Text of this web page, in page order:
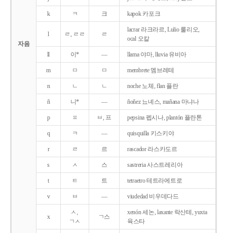
자음
k ㅋ 크 kapok 카포크
l ㄹ, ㄹㄹ ㄹ
lacrar 라크라르, Lulio 룰리오,
ocal 오칼
ll 이* ― llama 야마, lluvia 유비아
m ㅁ ㅁ membrete 멤브레테
n ㄴ ㄴ noche 노체, flan 플란
ñ 니* ― ñoñez 뇨녜스, mañana 마냐나
p ㅍ ㅂ, 프 pepsina 펩시나, plantón 플란톤
q ㅋ ― quisquilla 키스키야
r ㄹ 르 rascador 라스카도르
s ㅅ 스 sastreria 사스트레리아
t ㅌ 트 tetraetro 테트라에트로
v ㅂ ― viudedad 비우데다드
x
ㅅ,
ㄱㅅ
ㄱ스
xenón 세논, laxante 락산테, yuxta
육스타